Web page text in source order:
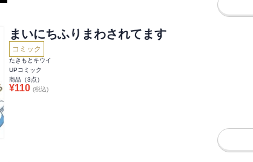
まいにちふりまわされてます
コミック
たきもとキウイ
UPコミック
商品（3点）
¥110 (税込)